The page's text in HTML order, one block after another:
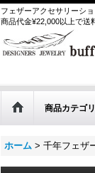
フェザーアクセサリーシ
商品代金¥22,000以上で送
商品カテゴ
ホーム > 千年フェザ